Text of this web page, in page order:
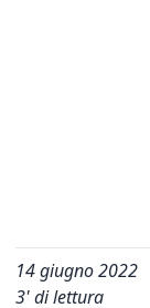
14 giugno 2022
3' di lettura